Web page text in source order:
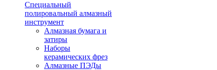
Специальный
полировальный алмазный
инструмент
Алмазная бумага и
затиры
Наборы
керамических фрез
Алмазные ПЭДы